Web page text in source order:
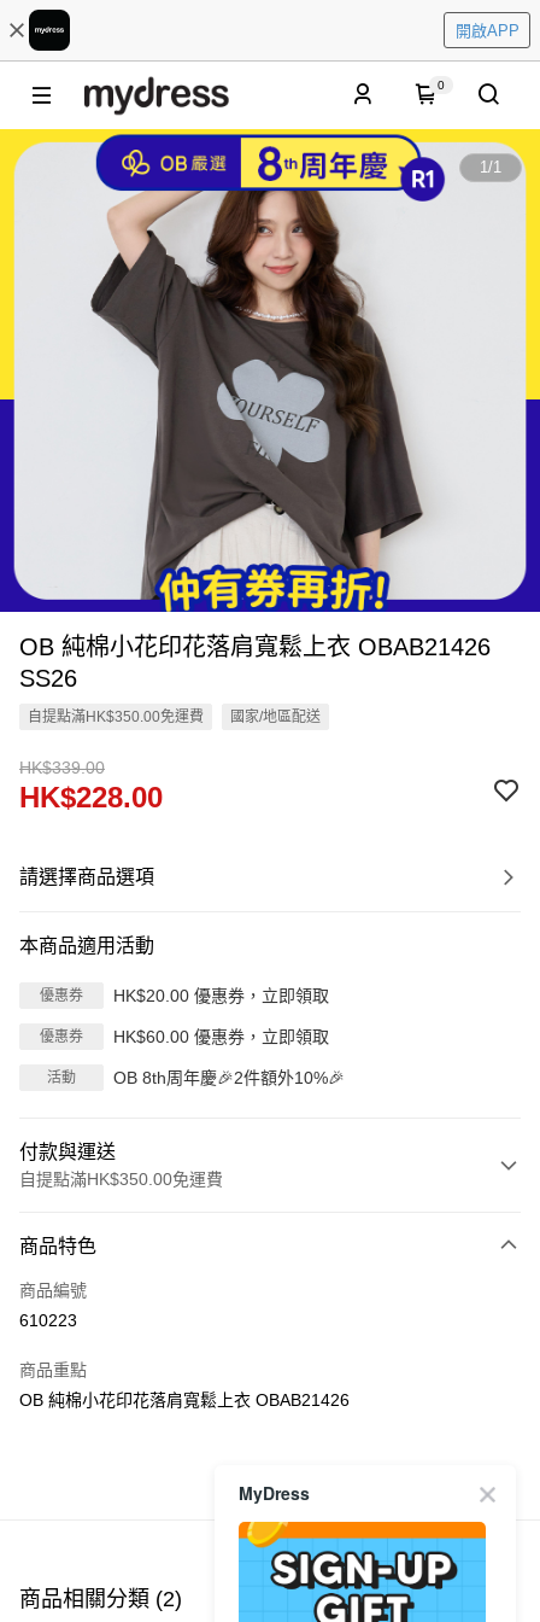
開啟APP
0
1/1
OB 純棉小花印花落肩寬鬆上衣 OBAB21426
SS26
自提點滿HK$350.00免運費 國家/地區配送
HK$339.00
HK$228.00
請選擇商品選項
本商品適用活動
優惠券 HK$20.00 優惠券，立即領取
優惠券 HK$60.00 優惠券，立即領取
活動 OB 8th周年慶🎉2件額外10%🎉
付款與運送
自提點滿HK$350.00免運費
信用卡
Apple Pay
PayMe
每筆HK$40.00，滿HK$350.00或以上免運費
付款後順豐站及營業點
商品特色
商品編號
610223
商品重點
OB 純棉小花印花落肩寬鬆上衣 OBAB21426
商品推薦
商品相關分類 (2)
MyDress